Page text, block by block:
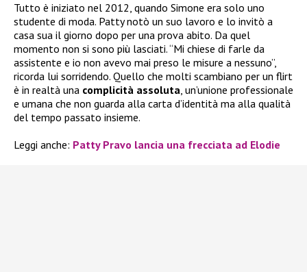
Tutto è iniziato nel 2012, quando Simone era solo uno
studente di moda. Patty notò un suo lavoro e lo invitò a
casa sua il giorno dopo per una prova abito. Da quel
momento non si sono più lasciati. “Mi chiese di farle da
assistente e io non avevo mai preso le misure a nessuno”,
ricorda lui sorridendo. Quello che molti scambiano per un flirt
è in realtà una complicità assoluta, un’unione professionale
e umana che non guarda alla carta d’identità ma alla qualità
del tempo passato insieme.
Leggi anche: Patty Pravo lancia una frecciata ad Elodie